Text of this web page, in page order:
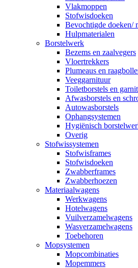
Vlakmoppen
Stofwisdoeken
Bevochtigde doeken/
Hulpmaterialen
Borstelwerk
Bezems en zaalvegers
Vloertrekkers
Plumeaus en
Veeggarnituur
Toiletborstels en
Afwasborstels en
Autowasborstels
Ophangsystemen
Hygiënisch
Overig
Stofwissystemen
Stofwisframes
Stofwisdoeken
Zwabberframes
Zwabberhoezen
Materiaalwagens
Werkwagens
Hotelwagens
Vuilverzamelwagens
Wasverzamelwagens
Toebehoren
Mopsystemen
Mopcombinaties
Mopemmers